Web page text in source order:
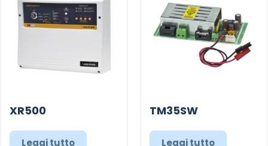
XR500
Leggi tutto
TM35SW
Leggi tutto